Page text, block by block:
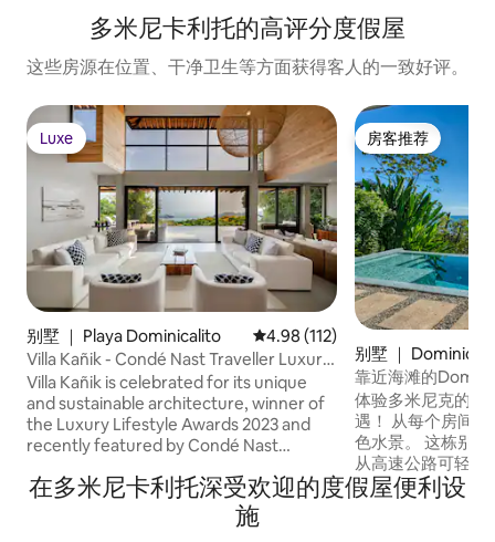
多米尼卡利托的高评分度假屋
这些房源在位置、干净卫生等方面获得客人的一致好评。
Luxe
Luxe
别墅 ｜ Playa Dominicalito 平均评分 4.98 分（满分 5 分），
4.98 (112)
Villa Kañik - Condé Nast Traveller Luxury
Retreat
Villa Kañik is celebrated for its unique
and sustainable architecture, winner of
the Luxury Lifestyle Awards 2023 and
recently featured by Condé Nast
in Central America in 2026. Immersed in
the heart of one of Costa Rica’s most
enchanting rainforests, where the
房客推荐
房客推荐
别墅 ｜ Dominical
靠近海滩的
体验多米尼克的最
遇！ 从每个房间都能欣赏到令人惊叹的白
色水景。 这栋别墅拥有独特的壮丽景色，
从高速公路可轻松
分钟路程，距离
便利设施仅5分钟
在多米尼卡利托深受欢迎的度假屋便利设
施